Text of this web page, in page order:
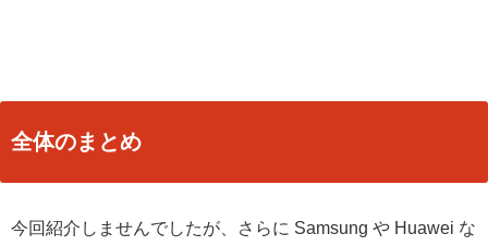
全体のまとめ
今回紹介しませんでしたが、さらに Samsung や Huawei な